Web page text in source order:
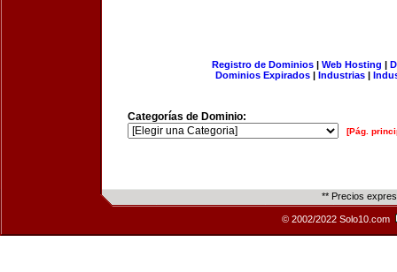
Registro de Dominios| Web Hosting |
Dominios Expirados | Industrias |
Categorías de Dominio:
[Pág.
** Precios
© 2002/2022 Solo10.com